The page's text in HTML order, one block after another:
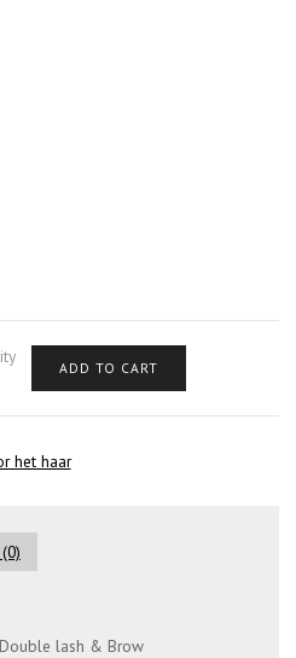
ADD TO CART
het haar
lash & Brow